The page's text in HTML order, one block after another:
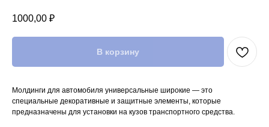
1000,00 ₽
В корзину
Молдинги для автомобиля универсальные широкие — это
специальные декоративные и защитные элементы, которые
предназначены для установки на кузов транспортного средства.